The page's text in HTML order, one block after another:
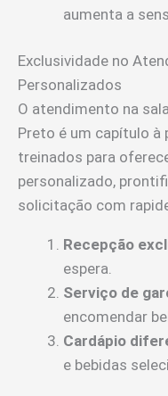
aumenta a
Exclusividade no
Personalizados
O atendimento na
Preto é um capítulo à
treinados para
personalizado,
solicitação com
Recepção
espera.
Serviço de
encomendar
Cardápio
e bebidas